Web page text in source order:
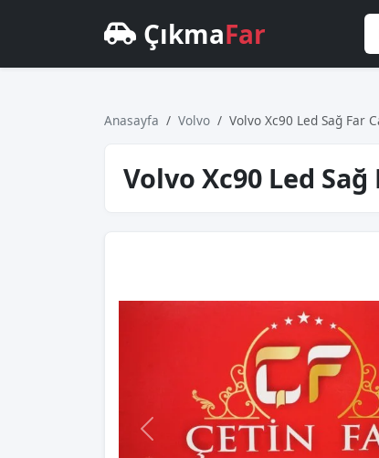
ÇıkmaFar
Anasayfa Volvo Volvo Xc90 Led Sağ Far
Volvo Xc90 Led Sağ